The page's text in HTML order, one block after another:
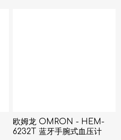
欧姆龙 OMRON - HEM-
6232T 蓝牙手腕式血压计